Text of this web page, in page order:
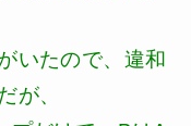
いたので、違和
が、